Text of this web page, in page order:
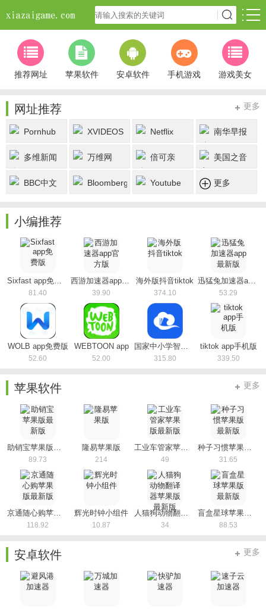
推荐网址 苹果软件 安卓软件 手机游戏 游戏美女
网址推荐 更多
Pornhub XVIDEOS Netflix 南华早报
多维新闻 万维网 倍可亲 美国之音
中文网
BBC中文 Bloomberg Youtube 更多
小编推荐
Sixfast app免费版
81.40
西游加速器app官方版
39.90
海外版抖音tiktok
374.10
迅猛兔加速器app最新版
53.29
WOLB app免费版
52.60
WEBTOON app
52.00
国家中小学智慧教育平台app(智慧中小学)
315.80
tiktok app手机版
339.50
苹果软件 更多
助销宝苹果版最新版
89.73
隆易苹果版
214
工业车管家苹果版最新版
49
种子习惯苹果版最新版
31.65
京通随心购苹果版最新版
118.92
辉光时钟小组件
10.87
人猫狗动物翻译器苹果版最新版
34
盲盒星球苹果版最新版
88.53
安卓软件 更多